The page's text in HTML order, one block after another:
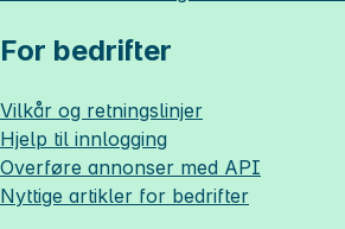
For bedrifter
Vilkår og retningslinjer
Hjelp til innlogging
Overføre annonser med API
Nyttige artikler for bedrifter